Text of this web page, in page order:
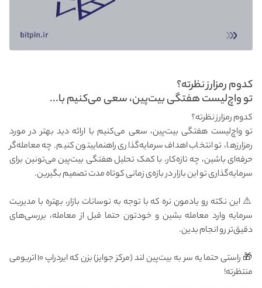
کدوم رمزارز نظرته؟
تو واچ‌لیست هفتگی بیت‌پین، سعی می‌کنیم با...
کدوم رمزارز نظرته؟
تو واچ‌لیست هفتگی بیت‌پین، سعی می‌کنیم با ارائه دید بهتر در مورد
رمزارزها، تو انتخاب اهداف سرمایه‌گذاری راهنماییتون کنیم. چه معامله‌گر
حرفه‌ای باشین، چه تازه‌کار، با کمک تحلیل هفتگی بیت‌پین می‌تونین برای
سرمایه‌گذاری تو این بازار در بازه‌ی زمانی کوتاه مدت تصمیم بگیرین.
⚠️ این نکته رو یادمون نره که با توجه به نوسانات بازار، بهتره با مدیریت
سرمایه وارد معامله بشین و خودتون حتما قبل از معامله، بررسی‌های
دقیق‌تر رو انجام بدین.
🎁 راستی حتما یه سر به بیت‌پین لند (مرکز جوایز) بزن که ایردراپ ۱۰ اتریومی
منتظرته!